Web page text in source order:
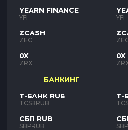
YEARN FINANCE
YFI
ZCASH
ZEC
0X
ZRX
БАНКИНГ
Т-БАНК RUB
TCSBRUB
СБП RUB
SBPRUB
YFI
ZEC
0X
Т-